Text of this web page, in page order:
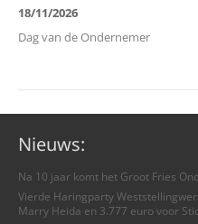
18/11/2026
Dag van de Ondernemer
Nieuws:
Na 10 jaar komt het Groot Fries
Vierde Haringparty
Marry Heida en 3.777 euro voor